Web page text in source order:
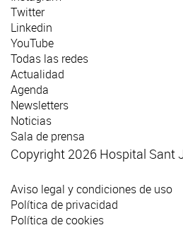
Twitter
Linkedin
YouTube
Todas las redes
Actualidad
Agenda
Newsletters
Noticias
Sala de prensa
Copyright 2026 Hospital Sant
Aviso legal y condiciones de uso
Política de privacidad
Política de cookies